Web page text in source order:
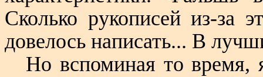
Сколько рукописей из-за
довелось написать... В
Но вспоминая то время,